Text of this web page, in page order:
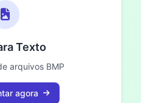
Texto
arquivos BMP
agora